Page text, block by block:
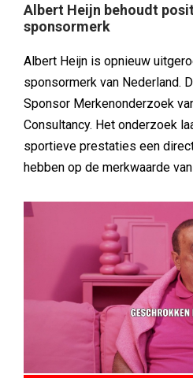
Albert Heijn behoudt
sponsormerk
Albert Heijn is opnieuw
sponsormerk van Nederland.
Sponsor Merkenonderzoek
Consultancy. Het onderzoek
sportieve prestaties een
hebben op de merkwaarde